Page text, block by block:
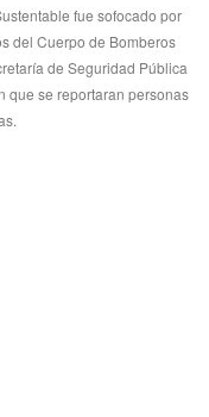
fue sofocado por
del Cuerpo de Bomberos
de Seguridad Pública
que se reportaran personas